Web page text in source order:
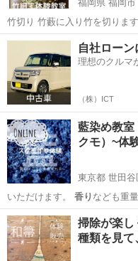
福岡県 福岡市
竹切り 竹藪に入り竹を切りま
然から学ぶこと…
福岡 福岡市 日本文化
自社ロー
理想のクルマ
（株）ICT
藍染め教
クモ）~体
東京都 世田谷
いただけます。 香り なども重
など 見本があ…
東京 世田谷区 日本文
掃除が楽し
種類を見